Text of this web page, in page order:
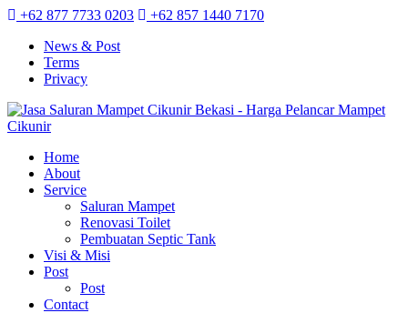
+62 877 7733 0203
+62 857 1440 7170
News & Post
Terms
Privacy
Home
About
Service
Saluran Mampet
Renovasi Toilet
Pembuatan Septic Tank
Visi & Misi
Post
Post
Contact